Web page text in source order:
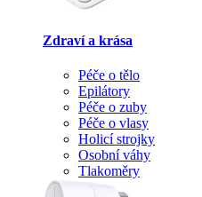
Zdraví a krása
Péče o tělo
Epilátory
Péče o zuby
Péče o vlasy
Holicí strojky
Osobní váhy
Tlakoměry